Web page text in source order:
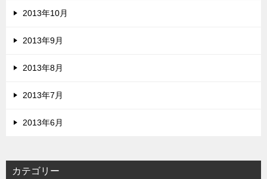
2013年10月
2013年9月
2013年8月
2013年7月
2013年6月
カテゴリー